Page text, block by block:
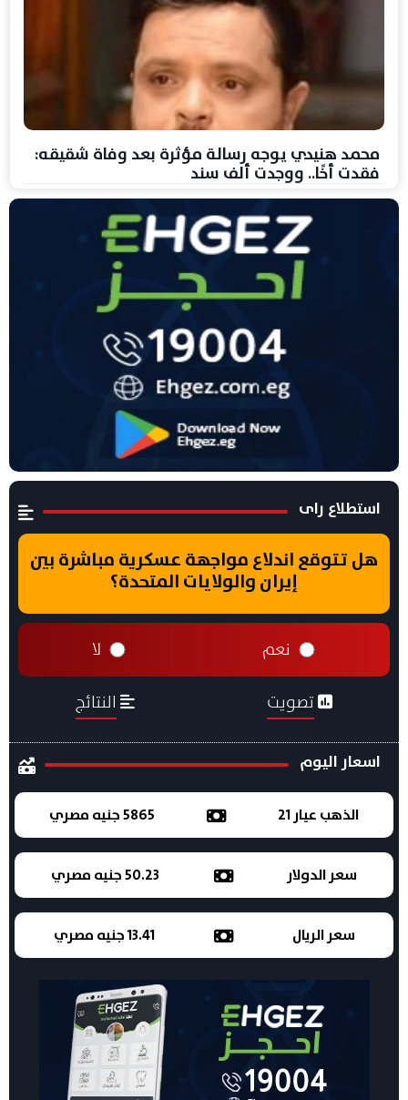
محمد هنيدي يوجه رسالة مؤثرة بعد وفاة شقيقه:
فقدت أخًا.. ووجدت ألف سند
استطلاع راى
هل تتوقع اندلاع مواجهة عسكرية مباشرة بين
إيران والولايات المتحدة؟
نعم لا
تصويت النتائج
اسعار اليوم
الذهب عيار 21 5865 جنيه مصري
سعر الدولار 50.23 جنيه مصري
سعر الريال 13.41 جنيه مصري